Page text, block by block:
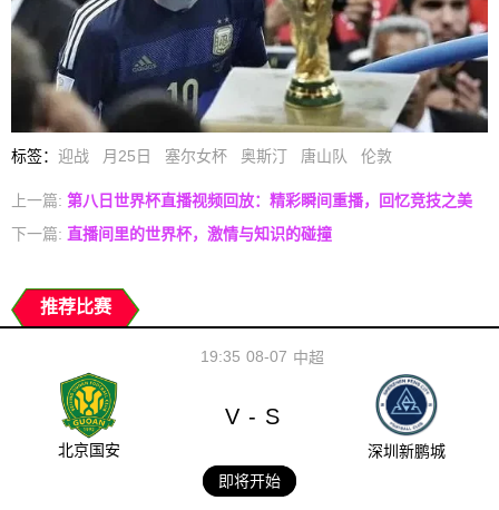
标签： 迎战 月25日 塞尔女杯 奥斯汀 唐山队 伦敦
上一篇: 第八日世界杯直播视频回放：精彩瞬间重播，回忆竞技之美
下一篇: 直播间里的世界杯，激情与知识的碰撞
推荐比赛
08-07
19:35 中超
北京国安
V - S
深圳新鹏城
即将开始